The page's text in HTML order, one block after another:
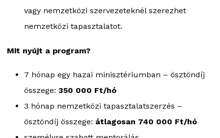
vagy nemzetközi szervezeteknél szerezhet
nemzetközi tapasztalatot.
Mit nyújt a program?
7 hónap egy hazai minisztériumban – ösztöndíj
összege: 350 000 Ft/hó
3 hónap nemzetközi tapasztalatszerzés –
ösztöndíj összege: átlagosan 740 000 Ft/hó